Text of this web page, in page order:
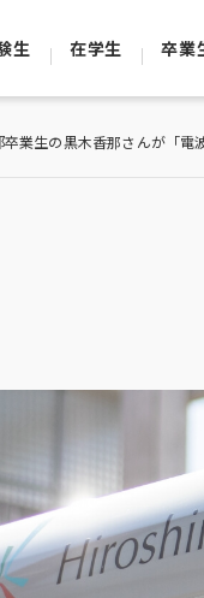
生 在学生 卒業
業生の黒木香那さんが「電